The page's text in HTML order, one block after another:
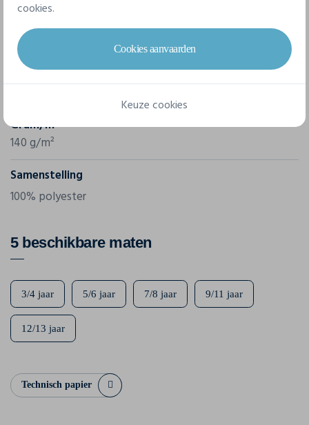
Merk
Awdis
Referentie
Gram/m²
140 g/m²
Samenstelling
100% polyester
5 beschikbare maten
3/4 jaar 5/6 jaar 7/8 jaar 9/11 jaar
12/13 jaar
Technisch papier
cookies.
Cookies aanvaarden
Keuze cookies